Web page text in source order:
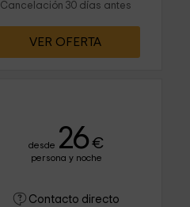
Cancelación 30 días antes
VER OFERTA
desde 26 €
persona y noche
Contacto directo